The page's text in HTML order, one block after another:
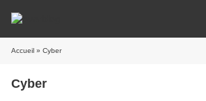
Accueil » Cyber
Cyber